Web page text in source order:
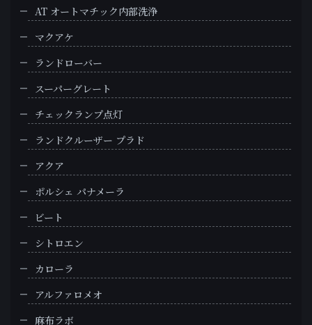
AT オートマチック内部洗浄
マクアケ
ランドローバー
スーパーグレート
チェックランプ点灯
ランドクルーザー プラド
アクア
ポルシェ パナメーラ
ビート
シトロエン
カローラ
アルファロメオ
麻布ラボ